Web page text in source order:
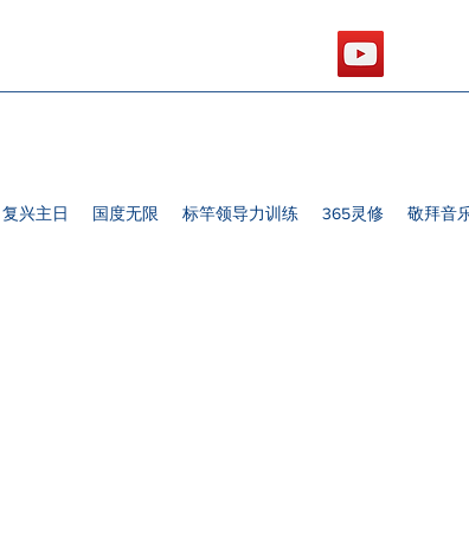
复兴主日 国度无限 标竿领导力训练 365灵修 敬拜音